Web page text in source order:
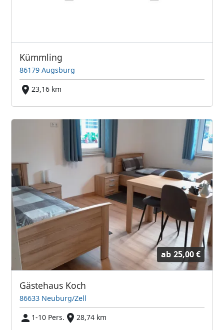
Kümmling
86179 Augsburg
23,16 km
ab 25,00 €
Gästehaus Koch
86633 Neuburg/Zell
1-10 Pers.
28,74 km